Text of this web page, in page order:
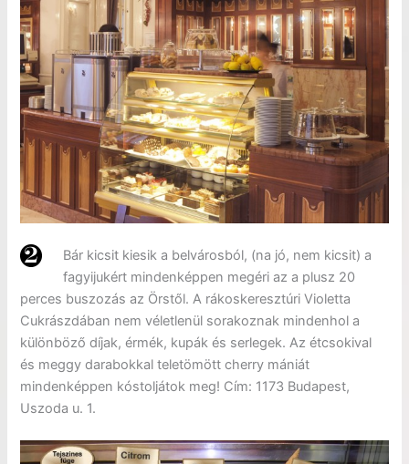
Bár kicsit kiesik a belvárosból, (na jó, nem kicsit) a
fagyijukért mindenképpen megéri az a plusz 20
perces buszozás az Örstől. A rákoskeresztúri Violetta
Cukrászdában nem véletlenül sorakoznak mindenhol a
különböző díjak, érmék, kupák és serlegek. Az étcsokival
és meggy darabokkal teletömött cherry mániát
mindenképpen kóstoljátok meg! Cím: 1173 Budapest,
Uszoda u. 1.